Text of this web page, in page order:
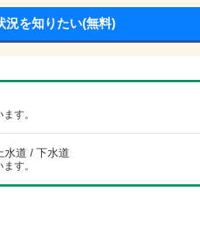
況を知りたい(無料)
す。
水道 / 下水道
す。